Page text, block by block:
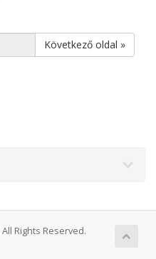
Következő oldal »
Rights Reserved.